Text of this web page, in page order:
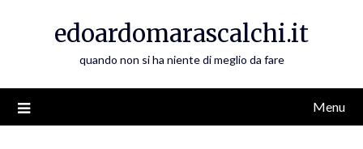
edoardomarascalchi.it
quando non si ha niente di meglio da fare
Menu